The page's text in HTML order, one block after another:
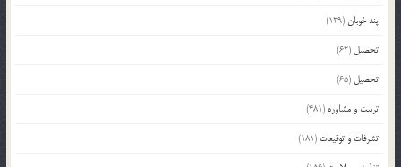
پند خوبان(129)
تحصیل (62)
تحصیل (65)
تربیت و مشاوره (481)
تشرفات و توقیعات (181)